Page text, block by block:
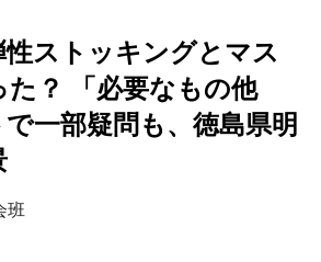
ストッキングとマス
た？ 「必要なもの他
一部疑問も、徳島県明
班